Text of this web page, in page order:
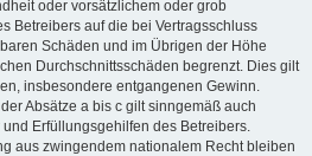
oder vorsätzlichem oder grob
Betreibers auf die bei Vertragsschluss
Schäden und im Übrigen der Höhe
Durchschnittsschäden begrenzt. Dies gilt
insbesondere entgangenen Gewinn.
Absätze a bis c gilt sinngemäß auch
Erfüllungsgehilfen des Betreibers.
aus zwingendem nationalem Recht bleiben